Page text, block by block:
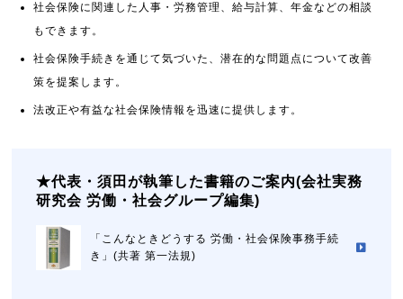
社会保険に関連した人事・労務管理、給与計算、年金などの相談
もできます。
社会保険手続きを通じて気づいた、潜在的な問題点について改善
策を提案します。
法改正や有益な社会保険情報を迅速に提供します。
★代表・須田が執筆した書籍のご案内(会社実務
研究会 労働・社会グループ編集)
「こんなときどうする 労働・社会保険事務手続
き」(共著 第一法規)